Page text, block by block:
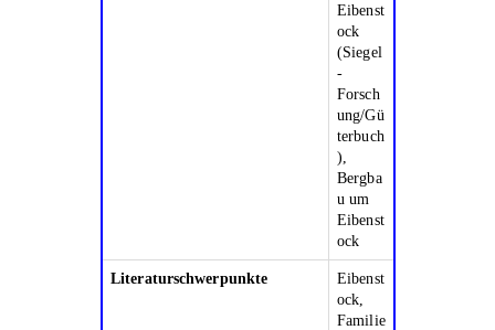
Eibenst
ock
(Siegel
-
Forsch
ung/Gü
terbuch
),
Bergba
u um
Eibenst
ock
Literaturschwerpunkte
Eibenst
ock,
Familie